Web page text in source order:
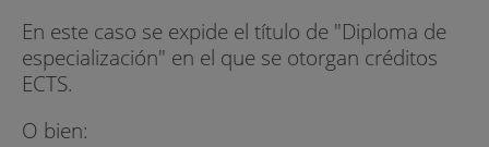
En este caso se expide el título de "Diploma de
especialización" en el que se otorgan créditos
ECTS.
O bien: